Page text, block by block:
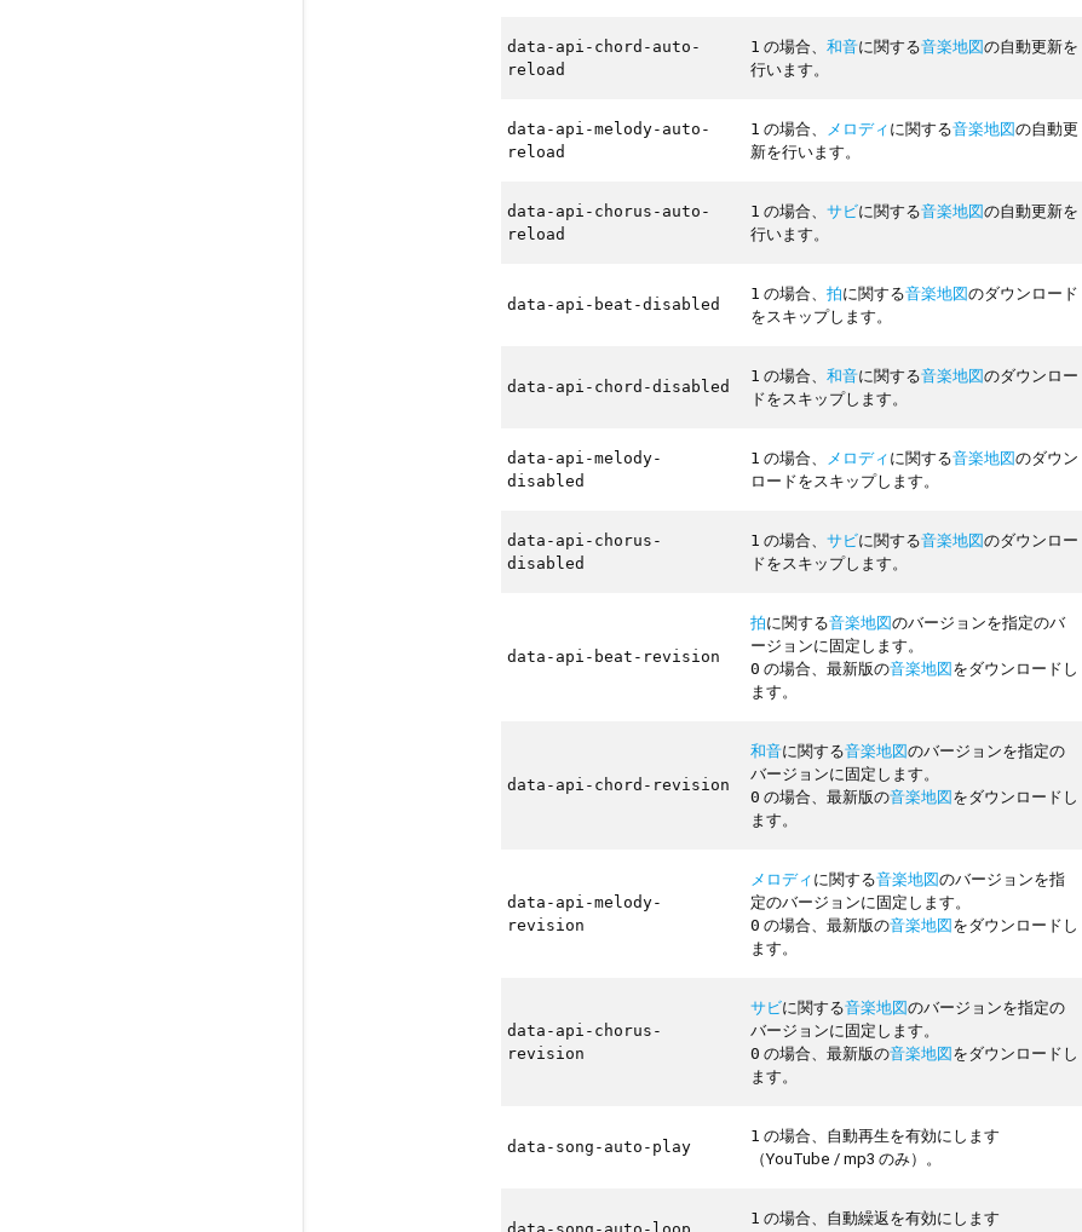
data-api-chord-auto-
reload
1 の場合、和音に関する音楽地図の自動更新を
行います。
data-api-melody-auto-
reload
1 の場合、 メロディに関する音楽地図の自動更
新を行います。
data-api-chorus-auto-
reload
1 の場合、サビに関する音楽地図の自動更新を
行います。
data-api-beat-disabled
1 の場合、拍に関する音楽地図のダウンロード
をスキップします。
data-api-chord-disabled
1 の場合、和音に関する音楽地図のダウンロー
ドをスキップします。
data-api-melody-
disabled
1 の場合、 メロディに関する音楽地図のダウン
ロードをスキップします。
data-api-chorus-
disabled
1 の場合、サビに関する音楽地図のダウンロー
ドをスキップします。
data-api-beat-revision
拍に関する音楽地図のバージョンを指定のバ
ージョンに固定します。
0 の場合、最新版の音楽地図をダウンロードし
ます。
data-api-chord-revision
和音に関する音楽地図のバージョンを指定の
バージョンに固定します。
0 の場合、最新版の音楽地図をダウンロードし
ます。
data-api-melody-
revision
メロディに関する音楽地図のバージョンを指
定のバージョンに固定します。
0 の場合、最新版の音楽地図をダウンロードし
ます。
data-api-chorus-
revision
サビに関する音楽地図のバージョンを指定の
バージョンに固定します。
0 の場合、最新版の音楽地図をダウンロードし
ます。
data-song-auto-play
1 の場合、自動再生を有効にします
（YouTube / mp3 のみ）。
1 の場合、自動繰返を有効にします